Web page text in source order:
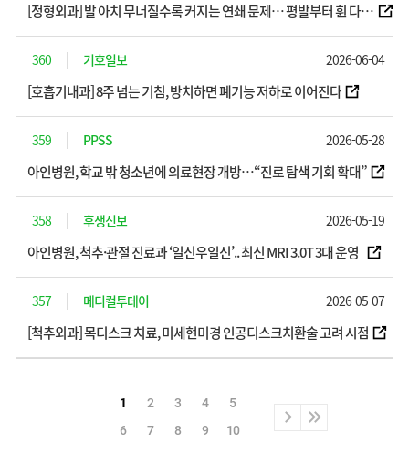
[정형외과] 발 아치 무너질수록 커지는 연쇄 문제… 평발부터 휜 다리
까지
360 기호일보
[호흡기내과] 8주 넘는 기침, 방치하면 폐기능 저하로 이어진다
2026-06-04
359 PPSS
아인병원, 학교 밖 청소년에 의료현장 개방…“진로 탐색 기회 확대”
2026-05-28
358 후생신보
아인병원, 척추·관절 진료과 ‘일신우일신’.. 최신 MRI 3.0T 3대 운영
2026-05-19
357 메디컬투데이
[척추외과] 목디스크 치료, 미세현미경 인공디스크치환술 고려 시점
2026-05-07
1 2 3 4
5
6
7 8 9 10